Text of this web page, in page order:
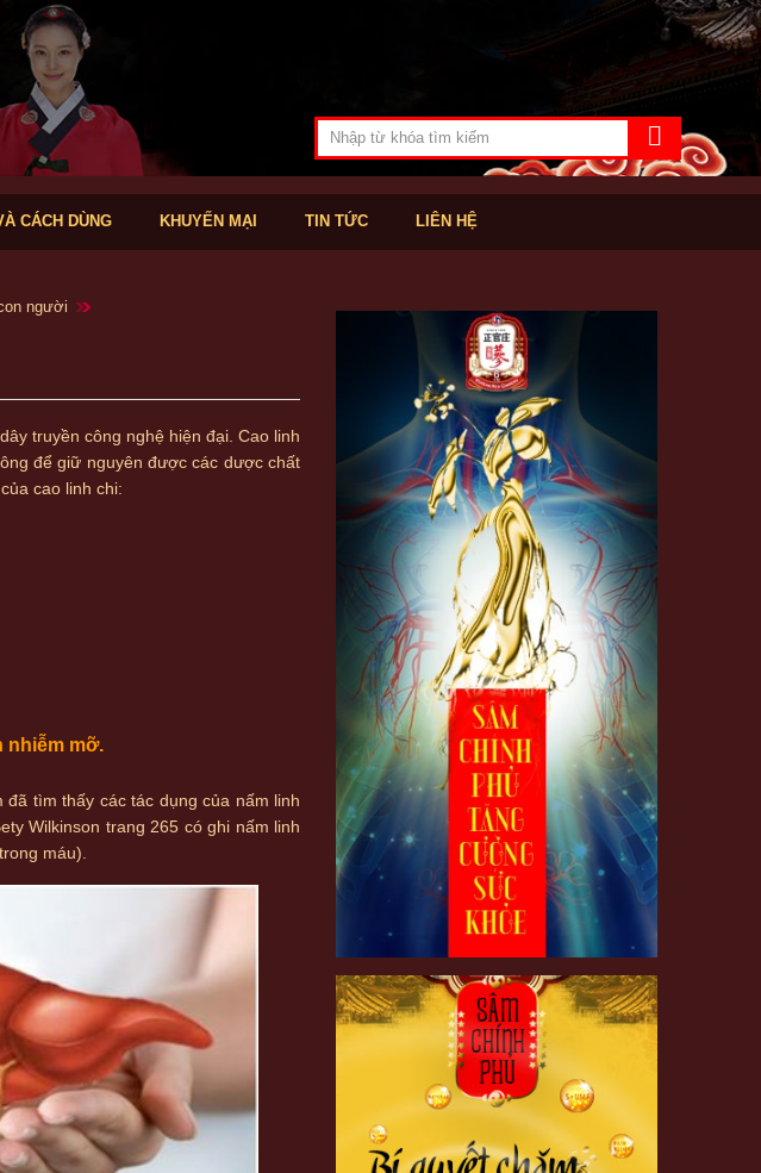
CÁCH DÙNG KHUYẾN MẠI TIN TỨC LIÊN HỆ
người
truyền công nghệ hiện đại. Cao linh
để giữ nguyên được các dược chất
cao linh chi:
nhiễm mỡ.
tìm thấy các tác dụng của nấm linh
Wilkinson trang 265 có ghi nấm linh
máu).